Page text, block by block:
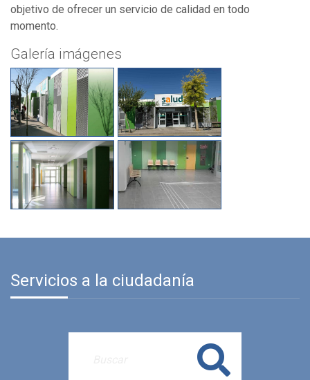
objetivo de ofrecer un servicio de calidad en todo
momento.
Galería imágenes
Servicios a la ciudadanía
Buscar